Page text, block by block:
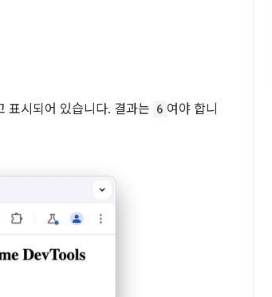
표시되어 있습니다. 결과는 6 여야 합니